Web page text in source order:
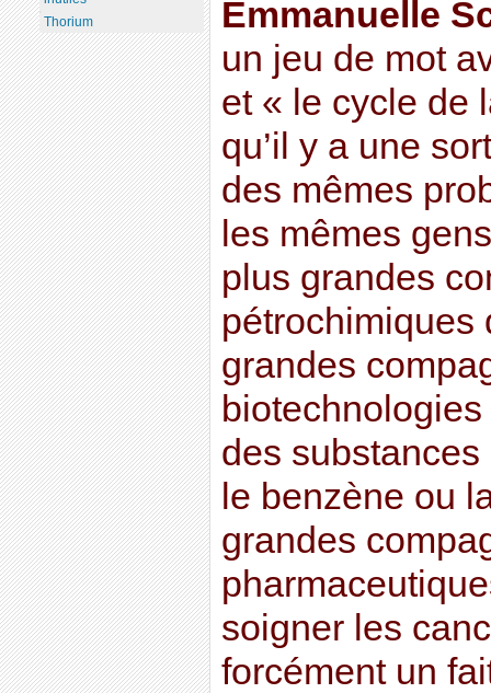
Emmanuelle
un jeu de mot
et « le cycle de
qu’il y a une
des mêmes
les mêmes
plus grandes
pétrochimiques
grandes
des
le benzène ou
grandes
soigner les
forcément un
Thorium